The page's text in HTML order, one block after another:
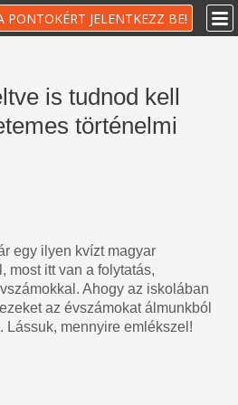
PONTOKÉRT JELENTKEZZ BE!
is tudnod kell
történelmi
egy ilyen kvízt magyar
most itt van a folytatás,
Ahogy az iskolában
az évszámokat álmunkból
Lássuk, mennyire emlékszel!